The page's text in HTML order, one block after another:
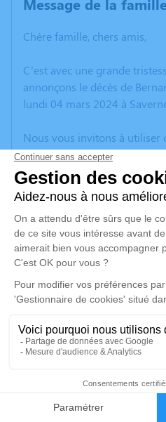
Faire-part
Message de la famille
Chère famille, chers amis,
C’est avec une grande
annonçons le décès de
lundi 04 mars 2024 à
Nous vous invitons à utiliser
vos condoléances, partager
anecdote ou exprimer vos
poèmes ou des textes. Cet
d'expression dédié à
HAMANN.
Un service de plantation
disponible ici.
Cérémonie religieuse
Église Saint Jacques
67490 Dettwiller